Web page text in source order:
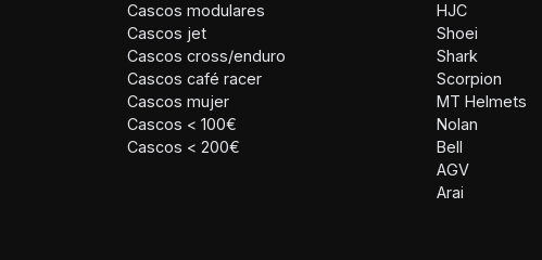
Cascos modulares
Cascos jet
Cascos cross/enduro
Cascos café racer
Cascos mujer
Cascos < 100€
Cascos < 200€
HJC
Shoei
Shark
Scorpion
MT Helmets
Nolan
Bell
AGV
Arai